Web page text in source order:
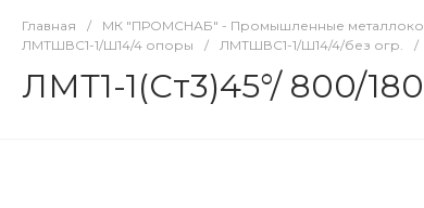
Главная / МК "ПРОМСНАБ" - Промышленные
ЛМТШВС1-1/Ш14/4 опоры
/ ЛМТШВС1-1/Ш14/4/без огр. /
ЛМТ1-1(Ст3)45°/ 800/